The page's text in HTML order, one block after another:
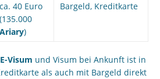
ca. 40 Euro
(135.000
Ariary)
Bargeld, Kreditkarte
E-Visum und Visum bei Ankunft ist in
als auch mit Bargeld direkt